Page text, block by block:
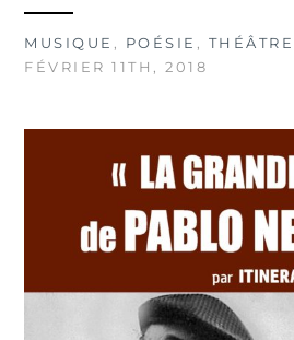
MUSIQUE , POÉSIE , THÉÂTRE
FÉVRIER 11TH, 2018